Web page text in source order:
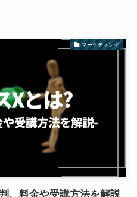
マーケティング
、料金や受講方法を解説